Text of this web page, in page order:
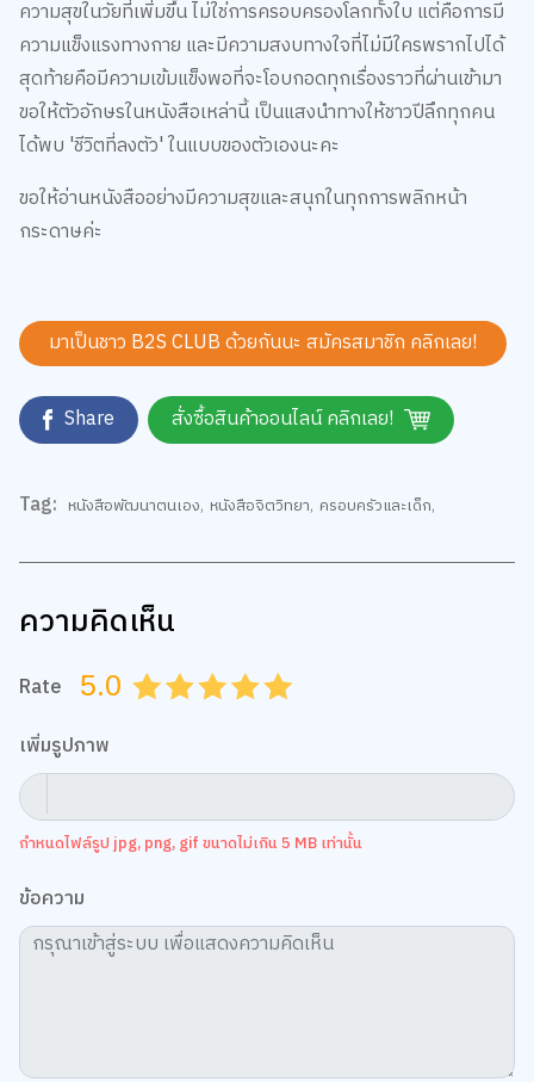
ความสุขในวัยที่เพิ่มขึ้น ไม่ใช่การครอบครองโลกทั้งใบ แต่คือการมี
ความแข็งแรงทางกาย และมีความสงบทางใจที่ไม่มีใครพรากไปได้
สุดท้ายคือมีความเข้มแข็งพอที่จะโอบกอดทุกเรื่องราวที่ผ่านเข้ามา
ขอให้ตัวอักษรในหนังสือเหล่านี้ เป็นแสงนำทางให้ชาวปีลึกทุกคน
ได้พบ 'ชีวิตที่ลงตัว' ในแบบของตัวเองนะคะ
ขอให้อ่านหนังสืออย่างมีความสุขและสนุกในทุกการพลิกหน้า
กระดาษค่ะ
มาเป็นชาว B2S CLUB ด้วยกันนะ สมัครสมาชิก คลิกเลย!
Share สั่งซื้อสินค้าออนไลน์ คลิกเลย!
Tag: หนังสือพัฒนาตนเอง, หนังสือจิตวิทยา, ครอบครัวและเด็ก,
ความคิดเห็น
Rate 5.0 4.5
4.0
3.5
3.0
2.5
2.0
1.5
1.0
0.5
เพิ่มรูปภาพ
กำหนดไฟล์รูป jpg, png, gif ขนาดไม่เกิน 5 MB เท่านั้น
ข้อความ
ตรงกับความสนใจ รวมถึงเพื่อวิเคราะห์การเข้าใช้งานเว็บไซต์และทำความเข้าใจ